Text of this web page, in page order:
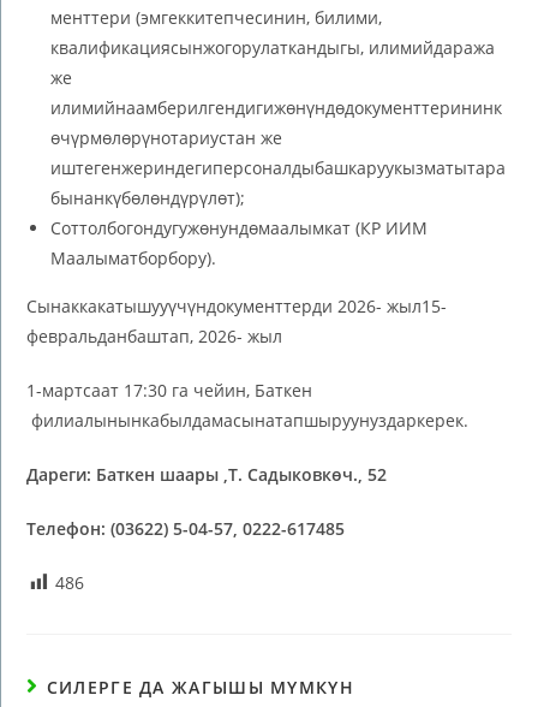
менттери (эмгеккитепчесинин, билими,
квалификациясынжогорулаткандыгы, илимийдаража
же
илимийнаамберилгендигижөнүндөдокументтерининк
өчүрмөлөрүнотариустан же
иштегенжериндегиперсоналдыбашкаруукызматытара
бынанкүбөлөндүрүлөт);
Соттолбогондугужөнундөмаалымкат (КР ИИМ
Маалыматборбору).
Сынаккакатышууүчүндокументтерди 2026- жыл15-
февральданбаштап, 2026- жыл
1-мартсаат 17:30 га чейин, Баткен
филиалынынкабылдамасынатапшыруунуздаркерек.
Дареги: Баткен шаары ,Т. Садыковкөч.,52
Телефон:(03622) 5-04-57, 0222-617485
486
СИЛЕРГЕ ДА ЖАГЫШЫ МҮМКҮН